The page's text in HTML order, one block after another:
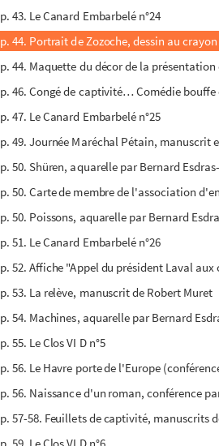
p. 43. Le Canard Embarbelé n°24
p. 44. Portrait de Zozoche, dessin au
p. 44. Maquette du décor de la
p. 46. Congé de captivité… Comédie
p. 47. Le Canard Embarbelé n°25
p. 49. Journée Maréchal Pétain, manuscrit
p. 50. Shüren, aquarelle par Bernard
p. 50. Carte de membre de l'association
p. 50. Poissons, aquarelle par Bernard
p. 51. Le Canard Embarbelé n°26
p. 52. Affiche "Appel du président Laval
p. 53. La relève, manuscrit de Robert Muret
p. 54. Machines, aquarelle par Bernard
p. 55. Le Clos VI D n°5
p. 56. Le Havre porte de l'Europe
p. 56. Naissance d'un roman, conférence
p. 57-58. Feuillets de captivité, manuscrits